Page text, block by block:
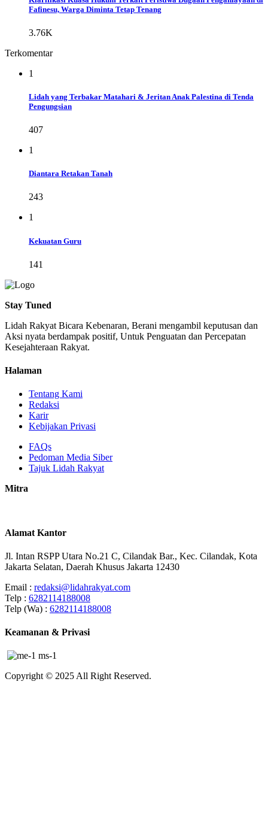
Fafinesu, Warga Diminta Tetap Tenang
3.76K
Terkomentar
1
Lidah yang Terbakar Matahari & Jeritan Anak Palestina di Tenda
Pengungsian
407
1
Diantara Retakan Tanah
243
1
Kekuatan Guru
141
Stay Tuned
Lidah Rakyat Bicara Kebenaran, Berani mengambil keputusan dan
Aksi nyata berdampak positif, Untuk Penguatan dan Percepatan
Kesejahteraan Rakyat.
Halaman
Tentang Kami
Redaksi
Karir
Kebijakan Privasi
FAQs
Pedoman Media Siber
Tajuk Lidah Rakyat
Mitra
Alamat Kantor
Jl. Intan RSPP Utara No.21 C, Cilandak Bar., Kec. Cilandak, Kota
Jakarta Selatan, Daerah Khusus Jakarta 12430
Email : redaksi@lidahrakyat.com
Telp : 6282114188008
Telp (Wa) : 6282114188008
Keamanan & Privasi
Copyright © 2025 All Right Reserved.